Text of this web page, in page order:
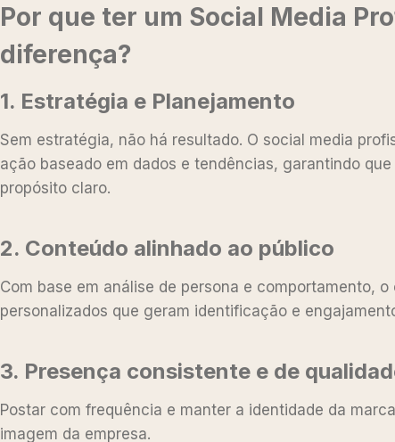
Por que ter um Social Media
diferença?
1. Estratégia e Planejamento
Sem estratégia, não há resultado. O social media
ação baseado em dados e tendências, garantindo
propósito claro.
2. Conteúdo alinhado ao público
Com base em análise de persona e comportamento,
personalizados que geram identificação e
3. Presença consistente e de
Postar com frequência e manter a identidade da
imagem da empresa.